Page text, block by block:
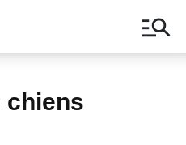
manage_search
chiens